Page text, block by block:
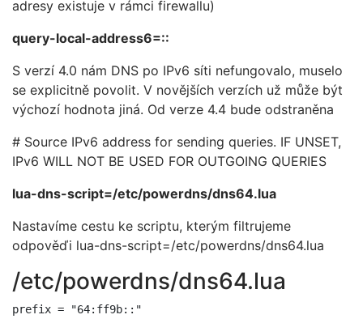
adresy existuje v rámci firewallu)
query-local-address6=::
S verzí 4.0 nám DNS po IPv6 síti nefungovalo, muselo
se explicitně povolit. V novějších verzích už může být
výchozí hodnota jiná. Od verze 4.4 bude odstraněna
# Source IPv6 address for sending queries. IF UNSET,
IPv6 WILL NOT BE USED FOR OUTGOING QUERIES
lua-dns-script=/etc/powerdns/dns64.lua
Nastavíme cestu ke scriptu, kterým filtrujeme
odpověďi lua-dns-script=/etc/powerdns/dns64.lua
/etc/powerdns/dns64.lua
prefix = "64:ff9b::"